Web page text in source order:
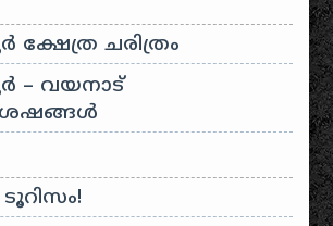
ക്ഷേത്ര ചരിത്രം
– വയനാട്